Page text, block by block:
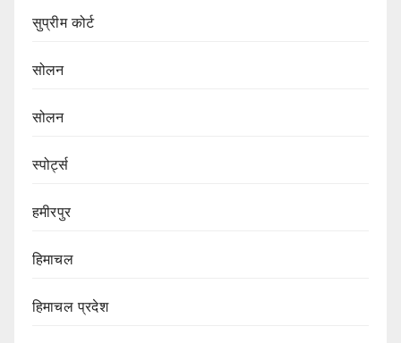
सुप्रीम कोर्ट
सोलन
सोलन
स्पोर्ट्स
हमीरपुर
हिमाचल
हिमाचल प्रदेश